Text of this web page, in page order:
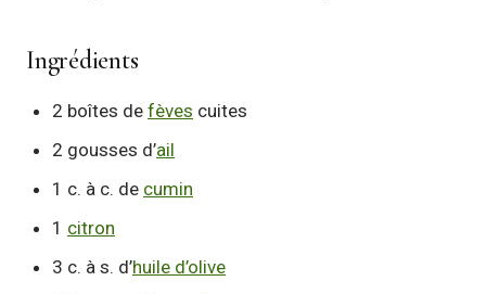
Ingrédients
2 boîtes de fèves cuites
2 gousses d’ail
1 c. à c. de cumin
1 citron
3 c. à s. d’huile d’olive